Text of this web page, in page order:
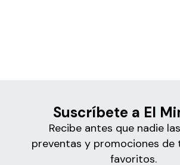
Suscríbete a El
Recibe antes que nadie
preventas y promociones de
favoritos.